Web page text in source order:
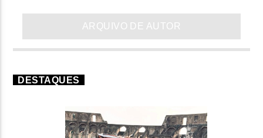
ARQUIVO DE AUTOR
DESTAQUES